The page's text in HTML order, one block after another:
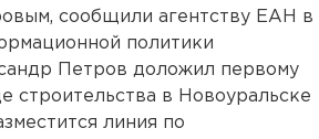
сообщили агентству ЕАН в
политики
Петров доложил первому
строительства в Новоуральске
линия по